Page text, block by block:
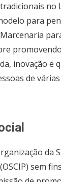
no
para
inovação e
de várias
da
sem